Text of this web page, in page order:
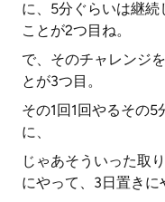
に、5分ぐらいは継続
ことが2つ目ね。
で、そのチャレンジ
とが3つ目。
その1回1回やるその
に、
じゃあそういった取
にやって、3日置きに